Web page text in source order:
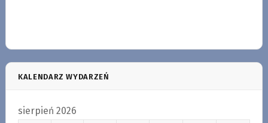
KALENDARZ WYDARZEŃ
sierpień 2026